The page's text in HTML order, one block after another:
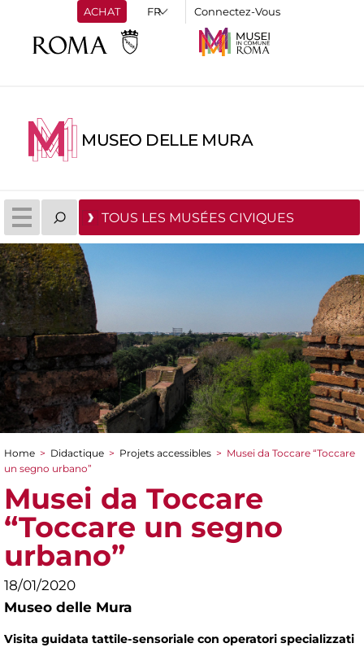
ACHAT Connectez-Vous
MUSEO DELLE MURA
TOUS LES MUSÉES CIVIQUES
You are here
Home > Didactique > Projets accessibles > Musei da Toccare “Toccare
un segno urbano”
Musei da Toccare
“Toccare un segno
urbano”
18/01/2020
Museo delle Mura
Visita guidata tattile-sensoriale con operatori specializzati